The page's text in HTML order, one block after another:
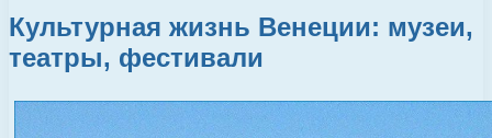
Культурная жизнь Венеции: музеи,
театры, фестивали